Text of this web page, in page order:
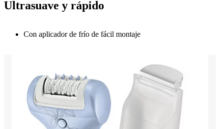
Ultrasuave y rápido
Con aplicador de frío de fácil montaje